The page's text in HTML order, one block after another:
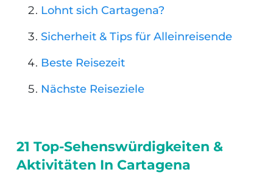
Lohnt sich Cartagena?
Sicherheit & Tips für Alleinreisende
Beste Reisezeit
Nächste Reiseziele
21 Top-Sehenswürdigkeiten &
Aktivitäten In Cartagena